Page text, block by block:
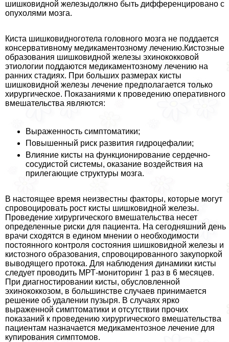
шишковидной железыдолжно быть дифференцировано с
опухолями мозга.
Киста шишковидноготела головного мозга не поддается
консервативному медикаментозному лечению.Кистозные
образования шишковидной железы эхинококковой
этиологии поддаются медикаментозному лечению на
ранних стадиях. При больших размерах кисты
шишковидной железы лечение предполагается только
хирургическое. Показаниями к проведению оперативного
вмешательства являются:
Выраженность симптоматики;
Повышенный риск развития гидроцефалии;
Влияние кисты на функционирование сердечно-
сосудистой системы, оказание воздействия на
прилегающие структуры мозга.
В настоящее время неизвестны факторы, которые могут
спровоцировать рост кисты шишковидной железы.
Проведение хирургического вмешательства несет
определенные риски для пациента. На сегодняшний день
врачи сходятся в едином мнении о необходимости
постоянного контроля состояния шишковидной железы и
кистозного образования, спровоцированного закупоркой
выводящего протока. Для наблюдения динамики кисты
следует проводить МРТ-мониторинг 1 раз в 6 месяцев.
При диагностировании кисты, обусловленной
эхинококкозом, в большинстве случаев принимается
решение об удалении пузыря. В случаях ярко
выраженной симптоматики и отсутствии прочих
показаний к проведению хирургического вмешательства
пациентам назначается медикаментозное лечение для
купирования симптомов.